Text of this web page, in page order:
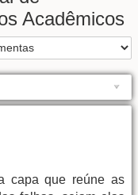
Acadêmicos
capa que reúne as